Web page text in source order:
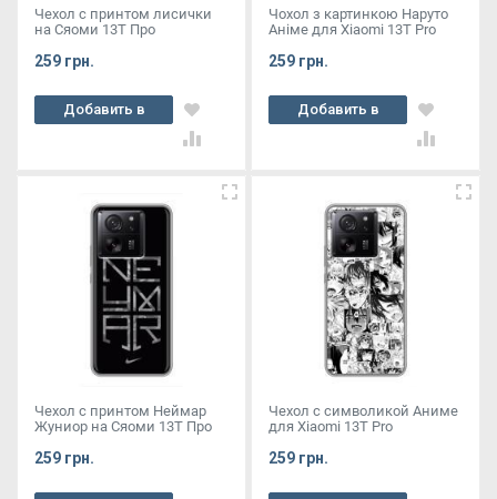
Чехол с принтом лисички
на Сяоми 13Т Про
259 грн.
Добавить в
корзину
Чохол з картинкою Наруто
Аніме для Xiaomi 13T Pro
259 грн.
Добавить в
корзину
Чехол с принтом Неймар
Жуниор на Сяоми 13Т Про
259 грн.
Чехол с символикой Аниме
для Xiaomi 13T Pro
259 грн.